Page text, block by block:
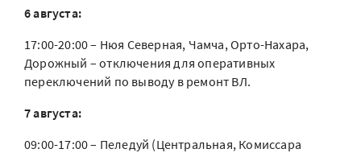
6 августа:
17:00-20:00 – Нюя Северная, Чамча, Орто-Нахара,
Дорожный – отключения для оперативных
переключений по выводу в ремонт ВЛ.
7 августа:
09:00-17:00 – Пеледуй (Центральная, Комиссара